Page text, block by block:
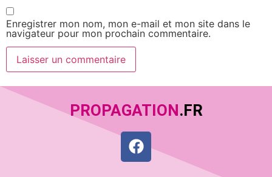
Enregistrer mon nom, mon e-mail et mon site dans le
navigateur pour mon prochain commentaire.
PROPAGATION.FR